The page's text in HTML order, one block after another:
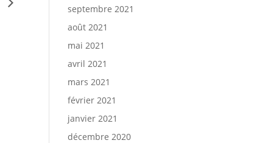
septembre 2021
août 2021
mai 2021
avril 2021
mars 2021
février 2021
janvier 2021
décembre 2020